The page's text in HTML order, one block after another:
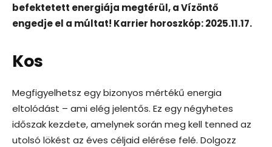
befektetett energiája megtérül, a Vízöntő
engedje el a múltat! Karrier horoszkóp: 2025.11.17.
Kos
Megfigyelhetsz egy bizonyos mértékű energia
eltolódást – ami elég jelentős. Ez egy négyhetes
időszak kezdete, amelynek során meg kell tenned az
utolsó lökést az éves céljaid elérése felé. Dolgozz